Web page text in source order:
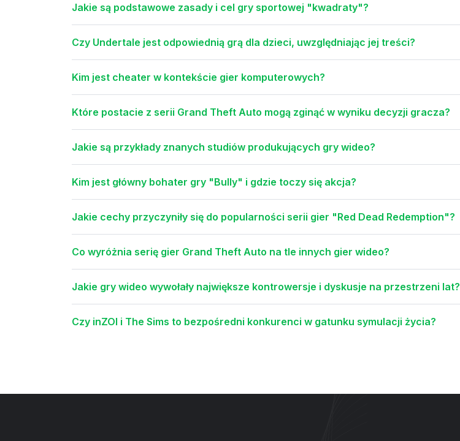
Jakie są podstawowe zasady i cel gry sportowej "kwadraty"?
Czy Undertale jest odpowiednią grą dla dzieci, uwzględniając jej treści?
Kim jest cheater w kontekście gier komputerowych?
Które postacie z serii Grand Theft Auto mogą zginąć w wyniku decyzji gracza?
Jakie są przykłady znanych studiów produkujących gry wideo?
Kim jest główny bohater gry "Bully" i gdzie toczy się akcja?
Jakie cechy przyczyniły się do popularności serii gier "Red Dead Redemption"?
Co wyróżnia serię gier Grand Theft Auto na tle innych gier wideo?
Jakie gry wideo wywołały największe kontrowersje i dyskusje na przestrzeni lat?
Czy inZOI i The Sims to bezpośredni konkurenci w gatunku symulacji życia?